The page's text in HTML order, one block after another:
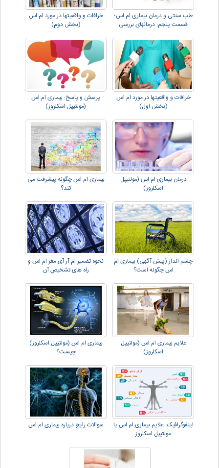
طب سنتی و درمان بیماری ام اس؛
قسمت پنجم: درمانهای بررسی
خرافات و واقعیتها در مورد ام اس
(بخش دوم)
خرافات و واقعیتها در مورد ام اس
(بخش اول)
پرسش و پاسخ: بیماری ام اس
(مولتیپل اسکلروز)
درمان بیماری ام اس (مولتیپل
اسکلروز)
بیماری ام اس چگونه پیشرفت می
کند؟
چشم انداز (پیش آگهی) بیماری ام
اس چگونه است؟
نحوه تفسیر ام آر آی مغز ام اس و
راه های تشخیص آن
علایم بیماری ام اس (مولتیپل
اسکلروز)
بیماری ام اس (مولتیپل اسکلروز)
چیست؟
اینفوگرافیک: علایم بیماری ام اس یا
مولتیپل اسکلروز
سوالات رایج درباره بیماری ام اس